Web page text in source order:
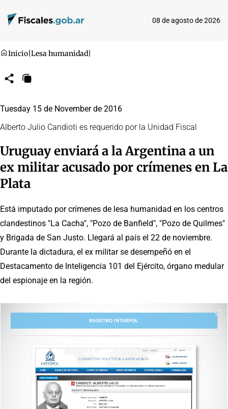
08 de agosto de 2026
Inicio Lesa humanidad
CompartirCopiar
Tuesday 15 de November de 2016
Alberto Julio Candioti es requerido por la Unidad Fiscal
Uruguay enviará a la Argentina a un
ex militar acusado por crímenes en La
Plata
Está imputado por crímenes de lesa humanidad en los centros
clandestinos "La Cacha", "Pozo de Banfield", "Pozo de Quilmes"
y Brigada de San Justo. Llegará al país el 22 de noviembre.
Durante la dictadura, el ex militar se desempeñó en el
Destacamento de Inteligencia 101 del Ejército, órgano medular
del espionaje en la región.